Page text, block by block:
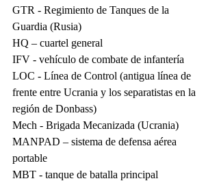
GTR - Regimiento de Tanques de la
Guardia (Rusia)
HQ – cuartel general
IFV - vehículo de combate de infantería
LOC - Línea de Control (antigua línea de
frente entre Ucrania y los separatistas en la
región de Donbass)
Mech - Brigada Mecanizada (Ucrania)
MANPAD – sistema de defensa aérea
portable
MBT - tanque de batalla principal